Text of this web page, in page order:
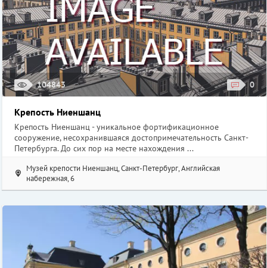
104843 0
Крепость Ниеншанц
Крепость Ниеншанц - уникальное фортификационное
сооружение, несохранившаяся достопримечательность Санкт-
Петербурга. До сих пор на месте нахождения ...
Музей крепости Ниеншанц, Санкт-Петербург, Английская
набережная, 6